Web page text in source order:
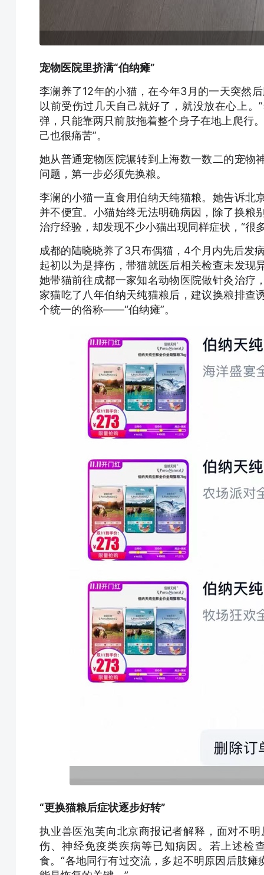
宠物医院里挤满“伯纳瘫”
李澜养了12年的小猫，在今年3月的一天突然
以前受伤过几天自己就好了，就没放在心上
弹，只能靠两只前肢拖着整个身子在地上爬行
己也很痛苦”。
她从普通宠物医院辗转到上海数一数二的宠物
问题，第一步必须先换粮。
李澜的小猫一直食用伯纳天纯猫粮。她告诉北
并不便宜。小猫始终无法明确病因，除了换粮
治疗经验，却发现不少小猫出现同样症状，“很
成都的陆晓晓养了3只布偶猫，4个月内先后发
起初以为是摔伤，带猫就医后相关检查未发现
她带猫前往成都一家知名动物医院做针灸治疗
家猫吃了八年伯纳天纯猫粮后，建议换粮排查
个统一的俗称——“伯纳瘫”。
“更换猫粮后症状逐步好转”
执业兽医泡芙向北京商报记者解释，面对不
伤、神经免疫类疾病等已知病因。若上述检
食。“各地同行有过交流，多起不明原因后肢